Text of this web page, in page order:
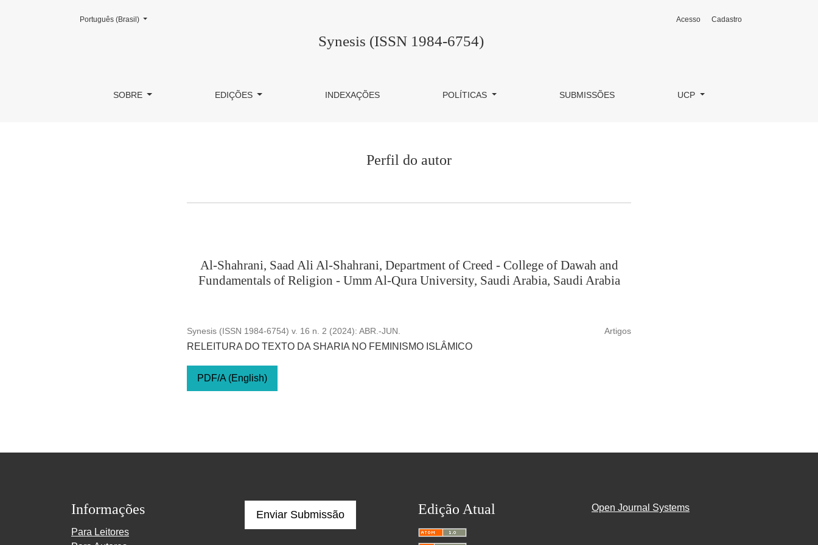
Perfil do autor
Synesis (ISSN 1984-6754)
SOBRE EDIÇÕES INDEXAÇÕES POLÍTICAS SUBMISSÕES UCP
Acesso Cadastro
Mudar o idioma. O atual é:
Português (Brasil)
Perfil do autor
Al-Shahrani, Saad Ali Al-Shahrani, Department of Creed - College of Dawah and
Fundamentals of Religion - Umm Al-Qura University, Saudi Arabia, Saudi Arabia
Synesis (ISSN 1984-6754) v. 16 n. 2 (2024): ABR.-JUN. Artigos
RELEITURA DO TEXTO DA SHARIA NO FEMINISMO ISLÂMICO
PDF/A (English)
Informações
Para Leitores
Enviar Submissão Edição Atual Open Journal Systems